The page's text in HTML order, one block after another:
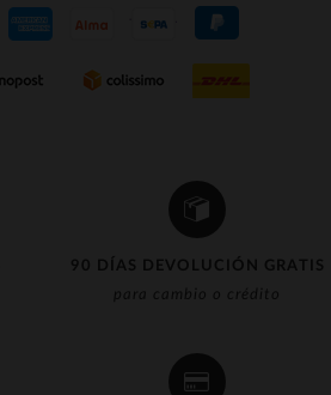
90 DÍAS DEVOLUCIÓN GRATIS
para cambio o crédito